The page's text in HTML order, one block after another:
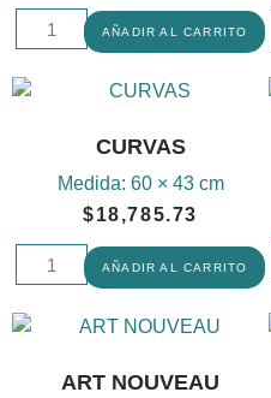
AÑADIR AL CARRITO
CURVAS
Medida: 60 × 43 cm
$18,785.73
AÑADIR AL CARRITO
ART NOUVEAU